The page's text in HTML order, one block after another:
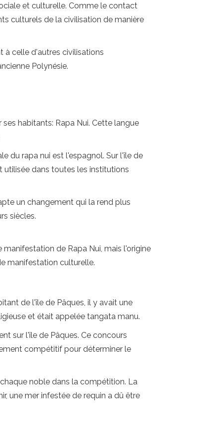
et culturelle. Comme le contact
culturels de la civilisation de manière
à celle d'autres civilisations
Polynésie.
habitants: Rapa Nui. Cette langue
du rapa nui est l'espagnol. Sur l'île de
utilisée dans toutes les institutions
un changement qui la rend plus
siècles.
de Rapa Nui, mais l'origine
manifestation culturelle.
de l'île de Pâques, il y avait une
et était appelée tangata manu.
sur l'île de Pâques. Ce concours
compétitif pour déterminer le
noble dans la compétition. La
une mer infestée de requin a dû être